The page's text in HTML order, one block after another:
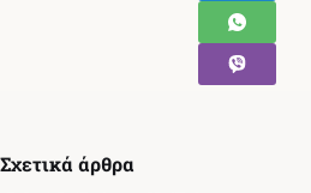
Σχετικά άρθρα